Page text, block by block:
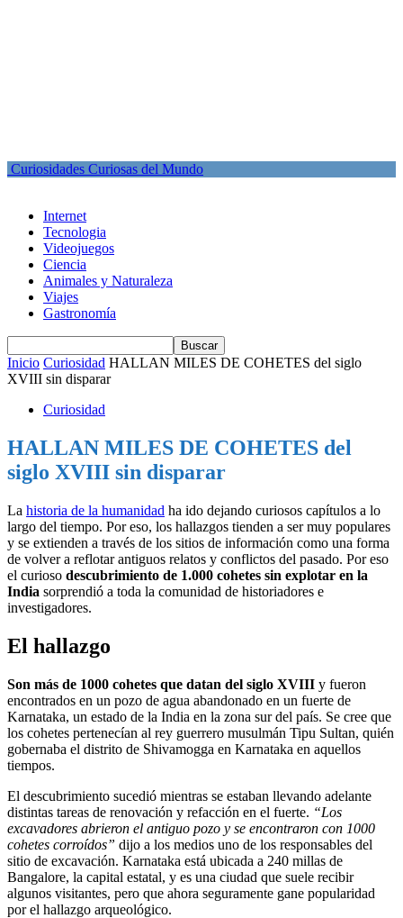
Curiosidades Curiosas del Mundo
Internet
Tecnologia
Videojuegos
Ciencia
Animales y Naturaleza
Viajes
Gastronomía
Inicio Curiosidad HALLAN MILES DE COHETES del siglo
XVIII sin disparar
Curiosidad
HALLAN MILES DE COHETES del
siglo XVIII sin disparar
La historia de la humanidad ha ido dejando curiosos capítulos a lo
largo del tiempo. Por eso, los hallazgos tienden a ser muy populares
y se extienden a través de los sitios de información como una forma
de volver a reflotar antiguos relatos y conflictos del pasado. Por eso
el curioso descubrimiento de 1.000 cohetes sin explotar en la
India sorprendió a toda la comunidad de historiadores e
investigadores.
El hallazgo
Son más de 1000 cohetes que datan del siglo XVIII y fueron
encontrados en un pozo de agua abandonado en un fuerte de
Karnataka, un estado de la India en la zona sur del país. Se cree que
los cohetes pertenecían al rey guerrero musulmán Tipu Sultan, quién
gobernaba el distrito de Shivamogga en Karnataka en aquellos
tiempos.
El descubrimiento sucedió mientras se estaban llevando adelante
distintas tareas de renovación y refacción en el fuerte. “Los
excavadores abrieron el antiguo pozo y se encontraron con 1000
cohetes corroídos” dijo a los medios uno de los responsables del
sitio de excavación. Karnataka está ubicada a 240 millas de
Bangalore, la capital estatal, y es una ciudad que suele recibir
algunos visitantes, pero que ahora seguramente gane popularidad
por el hallazgo arqueológico.